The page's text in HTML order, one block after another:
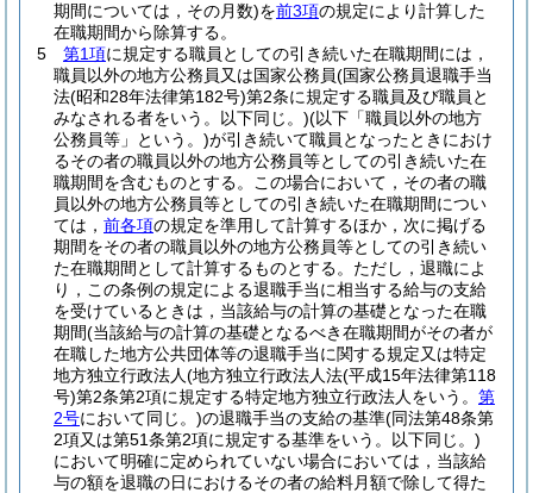
期間については，その月数)を前3項の規定により計算した
在職期間から除算する。
5
第1項に規定する職員としての引き続いた在職期間には，
職員以外の地方公務員又は国家公務員(国家公務員退職手当
法(昭和28年法律第182号)第2条に規定する職員及び職員と
みなされる者をいう。以下同じ。)(以下「職員以外の地方
公務員等」という。)が引き続いて職員となったときにおけ
るその者の職員以外の地方公務員等としての引き続いた在
職期間を含むものとする。
この場合において，その者の職
員以外の地方公務員等としての引き続いた在職期間につい
ては， 前各項の規定を準用して計算するほか，次に掲げる
期間をその者の職員以外の地方公務員等としての引き続い
た在職期間として計算するものとする。 ただし，退職によ
り，この条例の規定による退職手当に相当する給与の支給
を受けているときは，当該給与の計算の基礎となった在職
期間(当該給与の計算の基礎となるべき在職期間がその者が
在職した地方公共団体等の退職手当に関する規定又は特定
地方独立行政法人(地方独立行政法人法(平成15年法律第118
号)第2条第2項に規定する特定地方独立行政法人をいう。 第
2号において同じ。)の退職手当の支給の基準(同法第48条第
2項又は第51条第2項に規定する基準をいう。以下同じ。)
において明確に定められていない場合においては，当該給
与の額を退職の日におけるその者の給料月額で除して得た